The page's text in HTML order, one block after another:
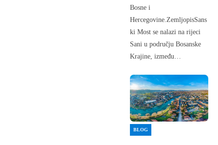
Bosne i
Hercegovine.ZemljopisSans
ki Most se nalazi na rijeci
Sani u području Bosanske
Krajine, između…
BLOG